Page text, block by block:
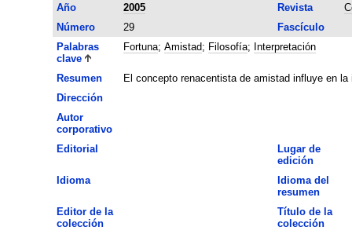
Año
2005 Revista
Número
29
Fascículo
Palabras
clave
Fortuna; Amistad; Filosofía; Interpretación
Resumen
El concepto renacentista de amistad influye en la
Dirección
Autor
corporativo
Editorial
Lugar de
edición
Idioma
Idioma del
resumen
Editor de la
colección
Título de la
colección